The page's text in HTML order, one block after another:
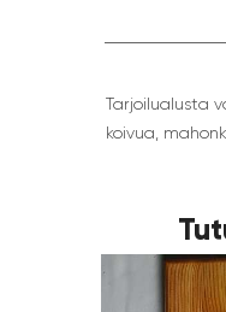
Tarjoilualusta
koivua,